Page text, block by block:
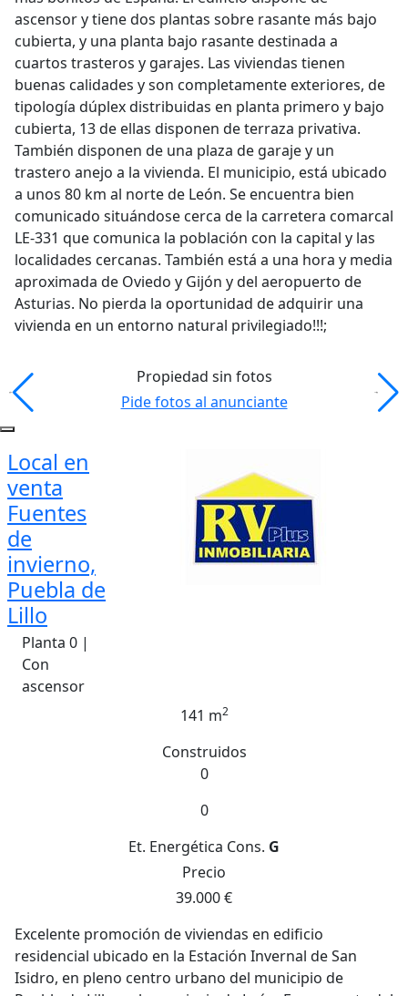
ascensor y tiene dos plantas sobre rasante más bajo
cubierta, y una planta bajo rasante destinada a
cuartos trasteros y garajes. Las viviendas tienen
buenas calidades y son completamente exteriores, de
tipología dúplex distribuidas en planta primero y bajo
cubierta, 13 de ellas disponen de terraza privativa.
También disponen de una plaza de garaje y un
trastero anejo a la vivienda. El municipio, está ubicado
a unos 80 km al norte de León. Se encuentra bien
comunicado situándose cerca de la carretera comarcal
LE-331 que comunica la población con la capital y las
localidades cercanas. También está a una hora y media
aproximada de Oviedo y Gijón y del aeropuerto de
Asturias. No pierda la oportunidad de adquirir una
vivienda en un entorno natural privilegiado!!!;
Propiedad sin fotos
Pide fotos al anunciante
Local en
venta
Fuentes
de
invierno,
Puebla de
Lillo
Planta 0 |
Con
ascensor
141 m2
Construidos
0
0
Et. Energética Cons. G
Precio
39.000 €
Excelente promoción de viviendas en edificio
residencial ubicado en la Estación Invernal de San
Isidro, en pleno centro urbano del municipio de